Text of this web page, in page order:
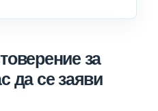
за
да се заяви